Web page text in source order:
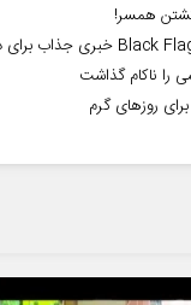
کشتن همسر!
را ناکام گذاشت
روز‌های گرم